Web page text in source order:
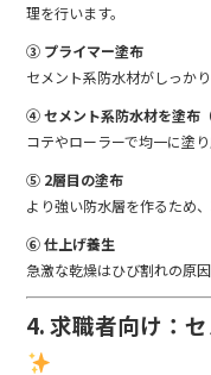
理を行います。
③ プライマー塗布
セメント系防水材がしっか
④ セメント系防水材を塗布（
コテやローラーで均一に塗
⑤ 2層目の塗布
より強い防水層を作るため
⑥ 仕上げ養生
急激な乾燥はひび割れの原
4. 求職者向け：